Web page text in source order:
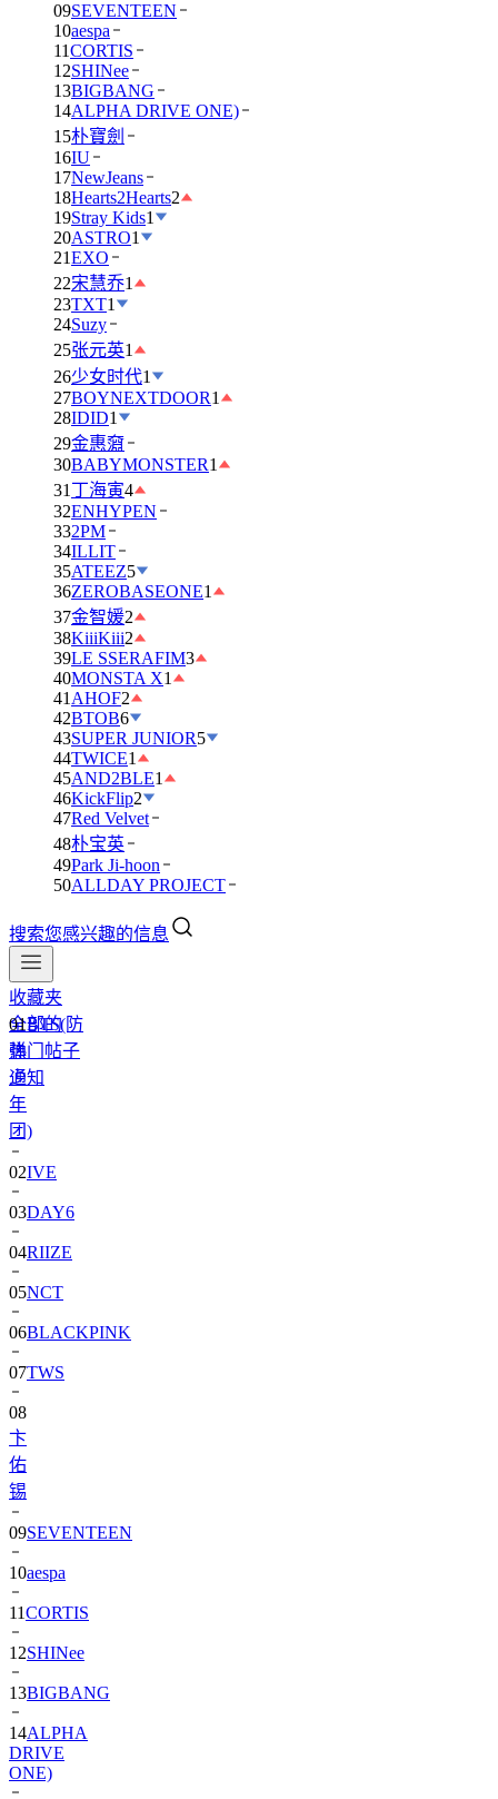
09SEVENTEEN
10aespa
11CORTIS
12SHINee
13BIGBANG
14ALPHA DRIVE ONE)
15朴寶劍
16IU
17NewJeans
18Hearts2Hearts2
19Stray Kids1
20ASTRO1
21EXO
22宋慧乔1
23TXT1
24Suzy
25张元英1
26少女时代1
27BOYNEXTDOOR1
28IDID1
29金惠奫
30BABYMONSTER1
31 丁海寅4
32ENHYPEN
332PM
34ILLIT
35ATEEZ5
36ZEROBASEONE1
37金智媛2
38KiiiKiii2
39LE SSERAFIM3
40MONSTA X1
41 AHOF2
42BTOB6
43SUPER JUNIOR5
44TWICE1
45AND2BLE1
46KickFlip2
47Red Velvet
48朴宝英
49Park Ji-hoon
50ALLDAY PROJECT
搜索您感兴趣的信息
收藏夹
全部的
热门帖子
通知
01BTS(防
弹
少
年
团)
02IVE
03DAY6
04RIIZE
05NCT
06BLACKPINK
07TWS
08
卞
佑
锡
09
10aespa
11CORTIS
12SHINee
13BIGBANG
14ALPHA
DRIVE
ONE)
15